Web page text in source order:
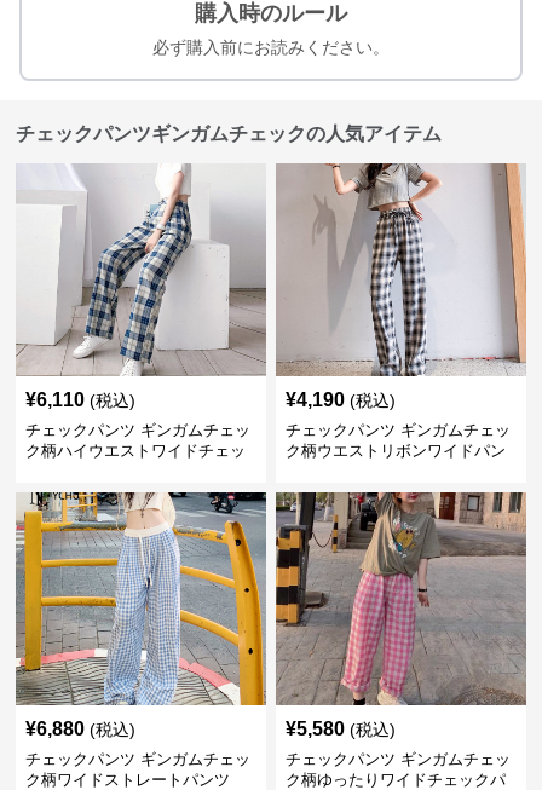
購入時のルール
必ず購入前にお読みください。
チェックパンツギンガムチェックの人気アイテム
¥6,110 (税込)
チェックパンツ ギンガムチェッ
ク柄ハイウエストワイドチェッ
¥4,190 (税込)
チェックパンツ ギンガムチェッ
ク柄ウエストリボンワイドパン
¥6,880 (税込)
チェックパンツ ギンガムチェッ
ク柄ワイドストレートパンツ
¥5,580 (税込)
チェックパンツ ギンガムチェッ
ク柄ゆったりワイドチェックパ